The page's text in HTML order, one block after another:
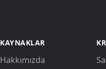
KAYNAKLAR
Hakkımızda